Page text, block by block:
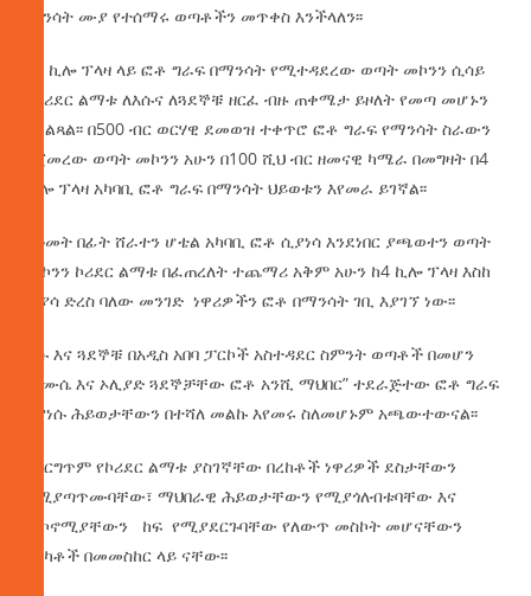
ማንሳት ሙያ የተሰማሩ ወጣቶችን መጥቀስ እንችላለን፡፡
በ4 ኪሎ ፕላዛ ላይ ፎቶ ግራፍ በማንሳት የሚተዳደረው ወጣት መኮንን ሲሳይ
የኮሪደር ልማቱ ለእሱና ለጓደኞቹ ዘርፈ ብዙ ጠቀሜታ ይዞለት የመጣ መሆኑን
ይገልጻል፡፡ በ500 ብር ወርሃዊ ደመወዝ ተቀጥሮ ፎቶ ግራፍ የማንሳት ስራውን
የጀመረው ወጣት መኮንን አሁን በ100 ሺህ ብር ዘመናዊ ካሜራ በመግዛት በ4
ኪሎ ፕላዛ አካባቢ ፎቶ ግራፍ በማንሳት ህይወቱን እየመራ ይገኛል፡፡
ከዓመት በፊት ሸራተን ሆቴል አካባቢ ፎቶ ሲያነሳ እንደነበር ያጫወተን ወጣት
መኮንን ኮሪደር ልማቱ በፈጠረለት ተጨማሪ አቅም አሁን ከ4 ኪሎ ፕላዛ እስከ
ፒያሳ ድረስ ባለው መንገድ ነዋሪዎችን ፎቶ በማንሳት ገቢ እያገኘ ነው፡፡
እሱ እና ጓደኞቹ በአዲስ አበባ ፓርኮች አስተዳደር ስምንት ወጣቶች በመሆን
በ“ሙሴ እና ኦሊያድ ጓደኞቻቸው ፎቶ አንሺ ማህበር” ተደራጅተው ፎቶ ግራፍ
እያነሱ ሕይወታቸውን በተሻለ መልኩ እየመሩ ስለመሆኑም አጫውተውናል፡፡
በእርግጥም የኮሪደር ልማቱ ያስገኛቸው በረከቶች ነዋሪዎች ደስታቸውን
የሚያጣጥሙባቸው፣ ማህበራዊ ሕይወታቸውን የሚያጎለብቱባቸው እና
ኢኮኖሚያቸውን ከፍ የሚያደርጉባቸው የለውጥ መስኮት መሆናቸውን
በርካቶች በመመስከር ላይ ናቸው፡፡